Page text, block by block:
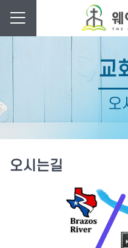
교
오
오시는길